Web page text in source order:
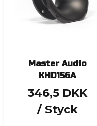
Master Audio
KHD156A
346,5 DKK
/ Styck